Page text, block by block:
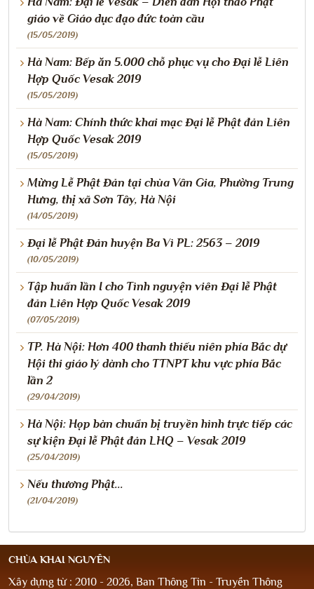
giáo về Giáo dục đạo đức toàn cầu
(15/05/2019)
Hà Nam: Bếp ăn 5.000 chỗ phục vụ cho Đại lễ Liên
Hợp Quốc Vesak 2019
(15/05/2019)
Hà Nam: Chính thức khai mạc Đại lễ Phật đản Liên
Hợp Quốc Vesak 2019
(15/05/2019)
Mừng Lễ Phật Đản tại chùa Vân Gia, Phường Trung
Hưng, thị xã Sơn Tây, Hà Nội
(14/05/2019)
Đại lễ Phật Đản huyện Ba Vì PL: 2563 – 2019
(10/05/2019)
Tập huấn lần I cho Tình nguyện viên Đại lễ Phật
đản Liên Hợp Quốc Vesak 2019
(07/05/2019)
TP. Hà Nội: Hơn 400 thanh thiếu niên phía Bắc dự
Hội thi giáo lý dành cho TTNPT khu vực phía Bắc
lần 2
(29/04/2019)
Hà Nội: Họp bàn chuẩn bị truyền hình trực tiếp các
sự kiện Đại lễ Phật đản LHQ – Vesak 2019
(25/04/2019)
Nếu thương Phật...
(21/04/2019)
CHÙA KHAI NGUYÊN
Xây dựng từ : 2010 - 2026, Ban Thông Tin - Truyền Thông